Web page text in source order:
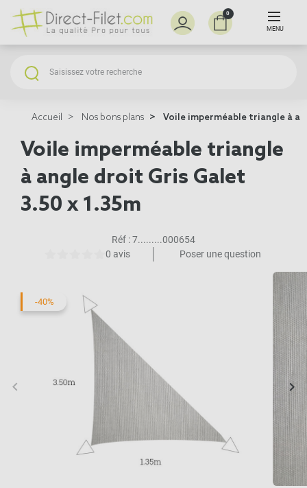
0
MENU
Accueil Nos bons plans Voile imperméable triangle à
Voile imperméable triangle
à angle droit Gris Galet
3.50 x 1.35m
Réf :7.........000654
0 avis
Poser une question
-40%
Précédent
keyboard_arrow_left keyboard_arrow_right